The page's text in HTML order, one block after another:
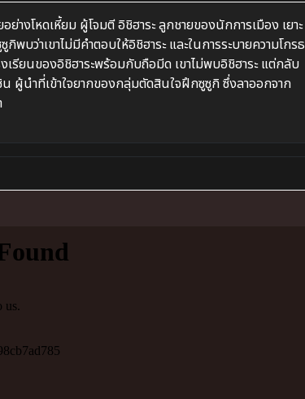
งโหดเหี้ยม ผู้โจมตี อิชิฮาระ ลูกชายของนักการเมือง เยาะ
พบว่าเขาไม่มีคำตอบให้อิชิฮาระ และในการระบายความโกรธ
เรียนของอิชิฮาระพร้อมกับถือมีด เขาไม่พบอิชิฮาระ แต่กลับ
ผู้นำที่เข้าใจยากของกลุ่มตัดสินใจฝึกซูซูกิ ซึ่งลาออกจาก